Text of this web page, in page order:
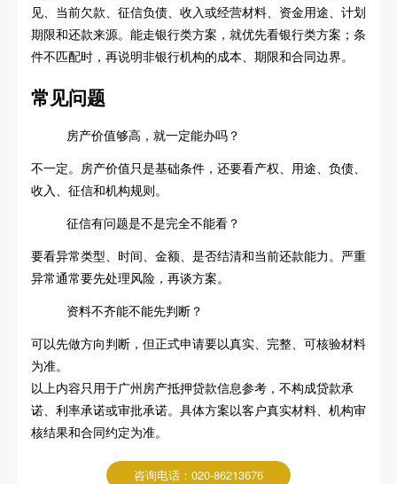
见、当前欠款、征信负债、收入或经营材料、资金用途、计划
期限和还款来源。能走银行类方案，就优先看银行类方案；条
件不匹配时，再说明非银行机构的成本、期限和合同边界。
常见问题
房产价值够高，就一定能办吗？
不一定。房产价值只是基础条件，还要看产权、用途、负债、
收入、征信和机构规则。
征信有问题是不是完全不能看？
要看异常类型、时间、金额、是否结清和当前还款能力。严重
异常通常要先处理风险，再谈方案。
资料不齐能不能先判断？
可以先做方向判断，但正式申请要以真实、完整、可核验材料
为准。
以上内容只用于广州房产抵押贷款信息参考，不构成贷款承
诺、利率承诺或审批承诺。具体方案以客户真实材料、机构审
核结果和合同约定为准。
咨询电话：020-86213676